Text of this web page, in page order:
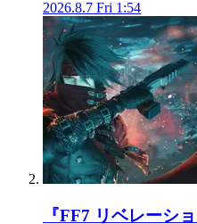
2026.8.7 Fri 1:54
『FF7 リベレーシ